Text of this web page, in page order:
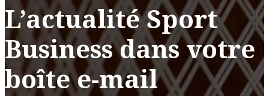
L’actualité Sport
Business dans votre
boîte e-mail